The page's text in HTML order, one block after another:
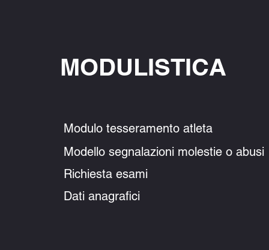
MODULISTICA
Modulo tesseramento atleta
Modello segnalazioni
Richiesta esami
Dati anagrafici